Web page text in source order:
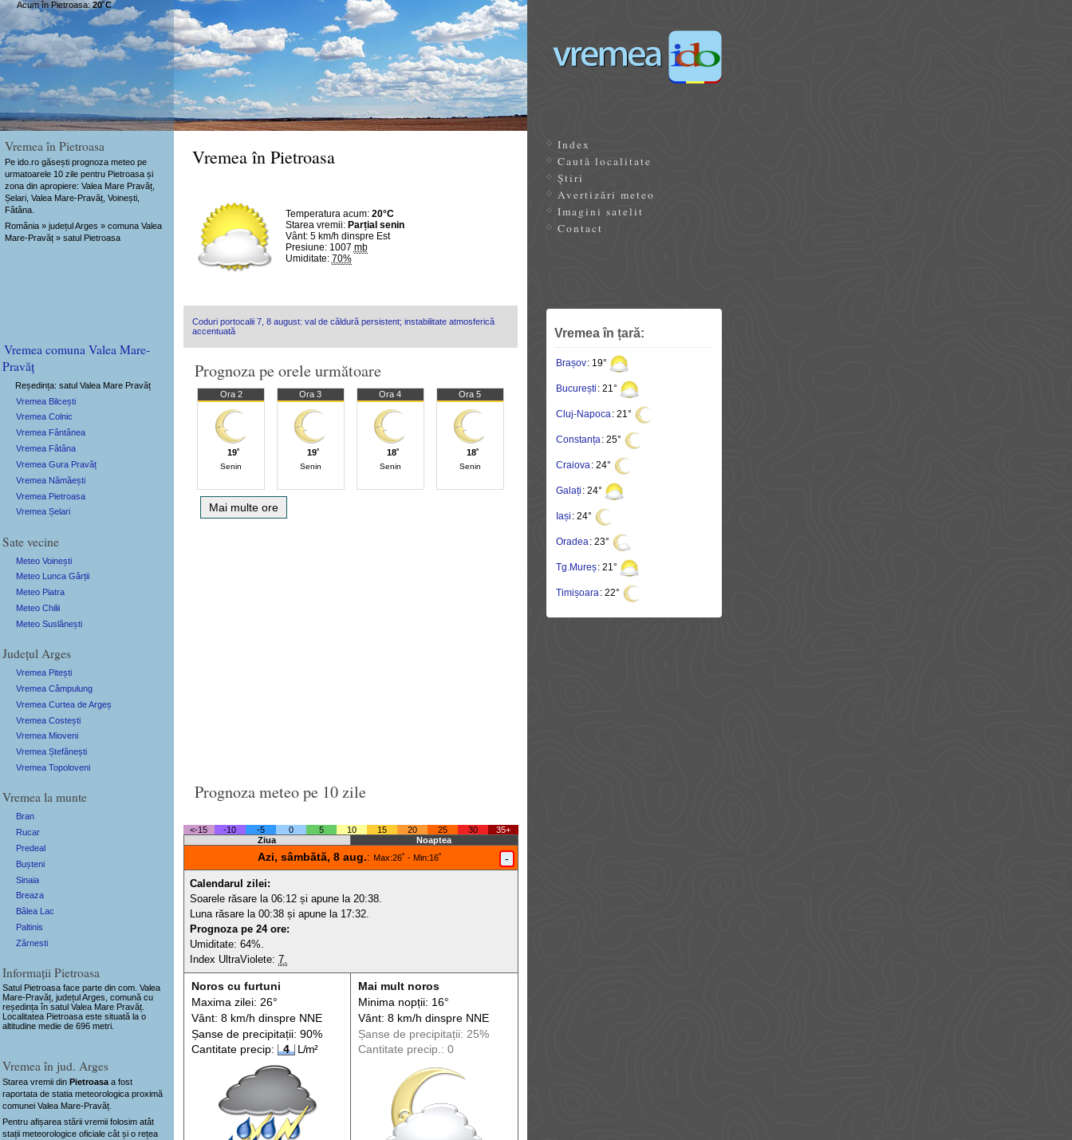
Vremea în Pietroasa
Pe ido.ro găsești prognoza meteo pe
urmatoarele 10 zile pentru Pietroasa și
zona din apropiere: Valea Mare Pravăț,
Șelari, Valea Mare-Pravăț, Voinești,
Fâtâna.
România » județul Arges » comuna Valea
Mare-Pravăț » satul Pietroasa
Vremea în Pietroasa
Temperatura acum: 20°C
Starea vremii: Parțial senin
Vânt: 5 km/h dinspre Est
Presiune: 1007 mb
Umiditate: 70%
Acum în Pietroasa:20˚C
Coduri portocalii 7, 8 august: val de căldură persistent; instabilitate atmosferică
accentuată
Prognoza pe orele următoare
Ora 2
19˚
Senin
Ora 3
19˚
Senin
Ora 4
18˚
Senin
Ora 5
18˚
Senin
Mai multe ore
Prognoza meteo pe 10 zile
<-15 -10 -5 0 5 10 15 20 25 30
35+
Ziua
Noaptea
Azi, sâmbătă, 8 aug.: Max:26˚ - Min:16˚ -
Calendarul zilei:
Soarele răsare la 06:12 și apune la 20:38.
Luna răsare la 00:38 și apune la 17:32.
Prognoza pe 24 ore:
Umiditate: 64%.
Index UltraViolete:7.
Noros cu furtuni
Maxima zilei: 26°
Vânt: 8 km/h dinspreNNE
Șanse de precipitații: 90%
Cantitate precip:
4 L/m²
Mai mult noros
Minima nopții: 16°
Vânt: 8 km/h dinspreNNE
Șanse de precipitații: 25%
Cantitate precip.: 0
Index
Caută localitate
Știri
Avertizări meteo
Imagini satelit
Contact
Vremea în țară:
Brașov: 19°
București : 21°
Cluj-Napoca: 21°
Constanța: 25°
Craiova: 24°
Galați : 24°
Iași : 24°
Oradea: 23°
Tg.Mureș: 21°
Timișoara: 22°
Vremea comuna Valea Mare-
Pravăț
Reședința: satul Valea Mare Pravăț
Vremea Bilcești
Vremea Colnic
Vremea Fântânea
Vremea Fâtâna
Vremea Gura Pravăț
Vremea Nămăești
Vremea Pietroasa
Vremea Șelari
Sate vecine
Meteo Voinești
Meteo Lunca Gârții
Meteo Piatra
Meteo Chilii
Meteo Suslănești
Județul Arges
Vremea Pitești
Vremea Câmpulung
Vremea Curtea de Argeș
Vremea Costești
Vremea Mioveni
Vremea Ștefănești
Vremea Topoloveni
Vremea la munte
Bran
Rucar
Predeal
Bușteni
Sinaia
Breaza
Bâlea Lac
Paltinis
Zărnesti
Informații Pietroasa
Satul Pietroasa face parte din com. Valea
Mare-Pravăț, județul Arges, comună cu
reședința în satul Valea Mare Pravăț.
Localitatea Pietroasa este situată la o
altitudine medie de 696 metri.
Vremea în jud. Arges
Starea vremii dinPietroasa a fost
raportata de statia meteorologica proximă
comunei Valea Mare-Pravăț.
Pentru afișarea stării vremii folosim atât
stații meteorologice oficiale cât și o rețea